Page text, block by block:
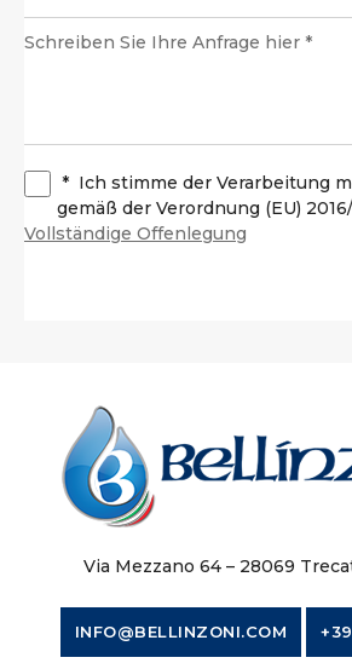
* Ich stimme der Verarbeitung
gemäß der Verordnung (EU)
Vollständige Offenlegung
Via Mezzano 64 – 28069
INFO@BELLINZONI.COM